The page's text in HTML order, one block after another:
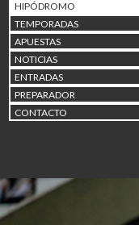
HIPÓDROMO
TEMPORADAS
APUESTAS
NOTICIAS
ENTRADAS
PREPARADOR
CONTACTO